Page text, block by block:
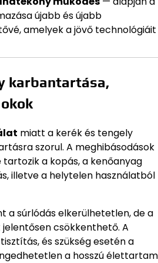
újabb és újabb
amelyek a jövő technológiáit
karbantartása,
miatt a kerék és tengely
szorul. A meghibásodások
a kopás, a kenőanyag
illetve a helytelen használatból
a súrlódás elkerülhetetlen, de a
jelentősen csökkenthető. A
és szükség esetén a
a hosszú élettartam